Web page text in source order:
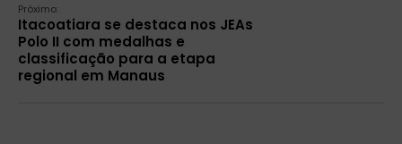
Próximo:
Itacoatiara se destaca nos JEAs
Polo II com medalhas e
classificação para a etapa
regional em Manaus